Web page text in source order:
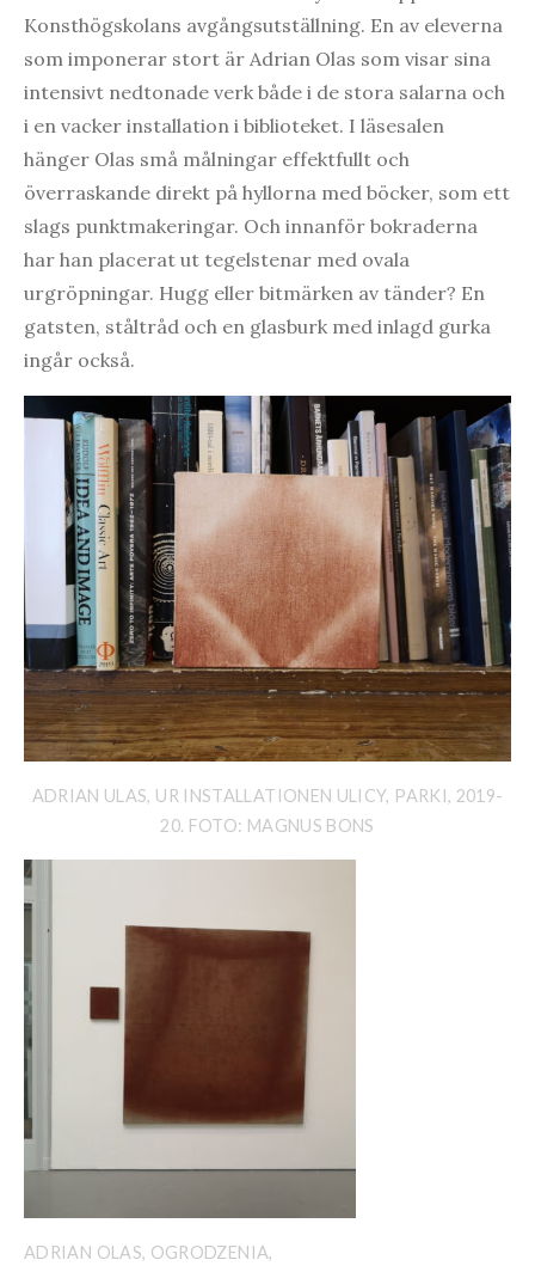
Konsthögskolans avgångsutställning. En av eleverna
som imponerar stort är Adrian Olas som visar sina
intensivt nedtonade verk både i de stora salarna och
i en vacker installation i biblioteket. I läsesalen
hänger Olas små målningar effektfullt och
överraskande direkt på hyllorna med böcker, som ett
slags punktmakeringar. Och innanför bokraderna
har han placerat ut tegelstenar med ovala
urgröpningar. Hugg eller bitmärken av tänder? En
gatsten, ståltråd och en glasburk med inlagd gurka
ingår också.
ADRIAN ULAS, UR INSTALLATIONEN ULICY, PARKI, 2019-
20. FOTO: MAGNUS BONS
ADRIAN OLAS, OGRODZENIA,